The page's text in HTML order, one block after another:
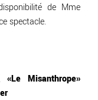
de Mme
spectacle.
Misanthrope»